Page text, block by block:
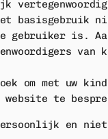
basisgebruik
gebruiker is.
van
om met uw
te
en niet